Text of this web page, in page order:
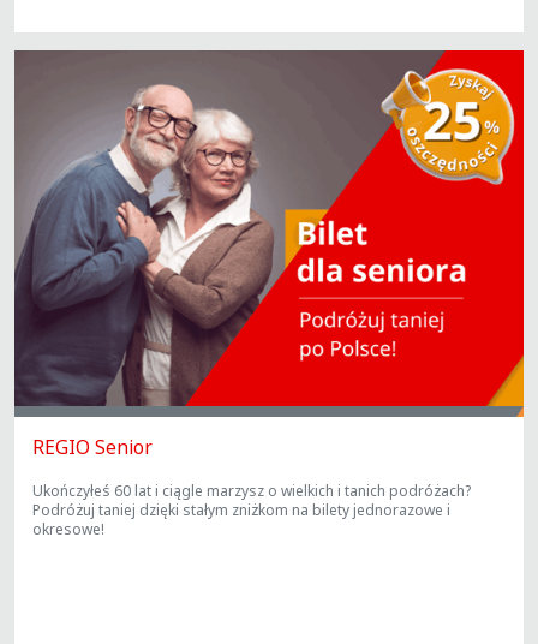
REGIO Senior
Ukończyłeś 60 lat i ciągle marzysz o wielkich i tanich podróżach?
Podróżuj taniej dzięki stałym zniżkom na bilety jednorazowe i
okresowe!